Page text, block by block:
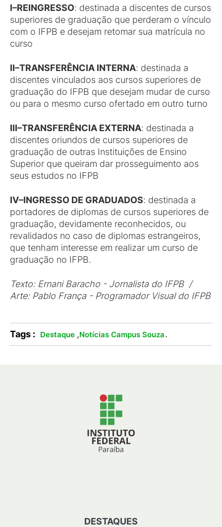
I–REINGRESSO: destinada a discentes de cursos
superiores de graduação que perderam o vínculo
com o IFPB e desejam retomar sua matrícula no
curso
II–TRANSFERÊNCIA INTERNA: destinada a
discentes vinculados aos cursos superiores de
graduação do IFPB que desejam mudar de curso
ou para o mesmo curso ofertado em outro turno
III–TRANSFERÊNCIA EXTERNA: destinada a
discentes oriundos de cursos superiores de
graduação de outras Instituições de Ensino
Superior que queiram dar prosseguimento aos
seus estudos no IFPB
IV–INGRESSO DE GRADUADOS: destinada a
portadores de diplomas de cursos superiores de
graduação, devidamente reconhecidos, ou
revalidados no caso de diplomas estrangeiros,
que tenham interesse em realizar um curso de
graduação no IFPB.
Texto: Ernani Baracho - Jornalista do IFPB /
Arte: Pablo França - Programador Visual do IFPB
Tags : Destaque ,Notícias Campus Souza.
DESTAQUES